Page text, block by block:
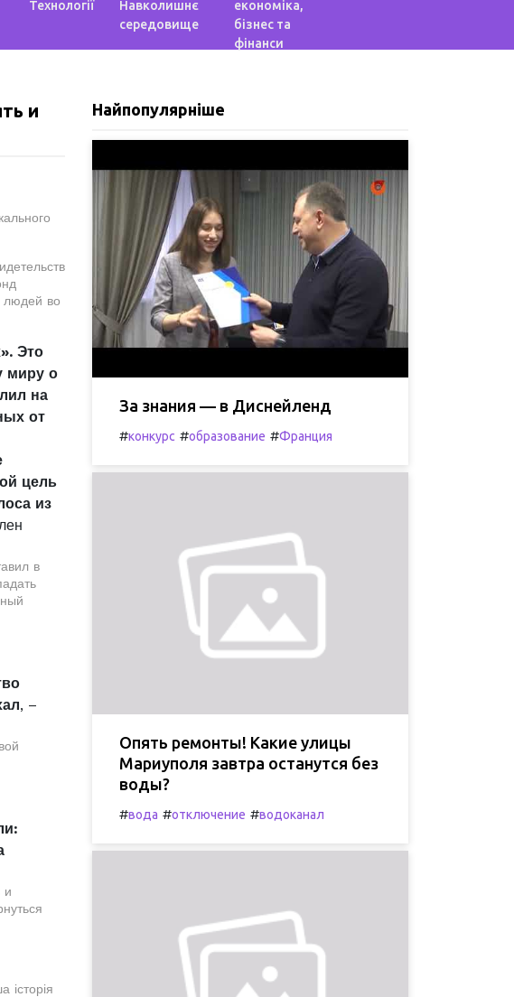
Технології
Навколишнє
середовище
економіка,
бізнес та
фінанси
и
людей во
Это
миру о
на
от
цель
из
в
, –
и
історія
Найпопулярніше
За знания — в Диснейленд
#конкурс #образование #Франция
Опять ремонты! Какие улицы
Мариуполя завтра останутся без
воды?
#вода #отключение #водоканал